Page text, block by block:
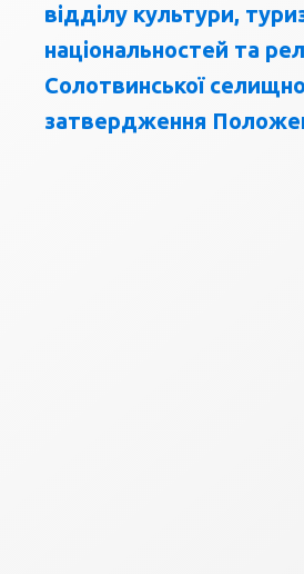
відділу культури,
національностей та
Солотвинської
затвердження